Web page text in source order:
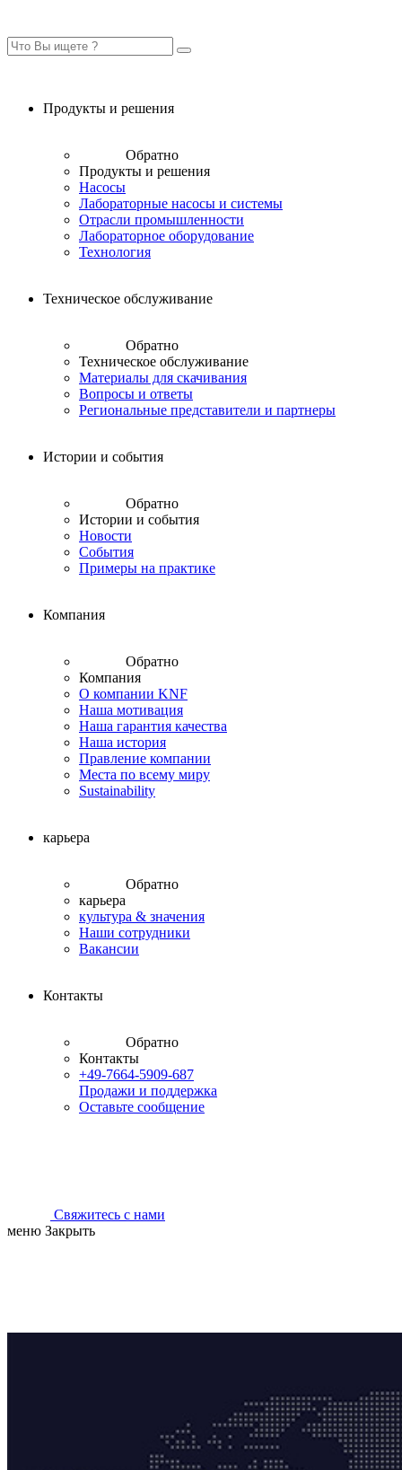
Продукты и решения
Обратно
Продукты и решения
Насосы
Лабораторные насосы и системы
Отрасли промышленности
Лабораторное оборудование
Технология
Техническое обслуживание
Обратно
Техническое обслуживание
Материалы для скачивания
Вопросы и ответы
Региональные представители и партнеры
Истории и события
Обратно
Истории и события
Новости
События
Примеры на практике
Компания
Обратно
Компания
О компании KNF
Наша мотивация
Наша гарантия качества
Наша история
Правление компании
Места по всему миру
Sustainability
карьера
Обратно
карьера
культура & значения
Наши сотрудники
Вакансии
Контакты
Обратно
Контакты
+49-7664-5909-687
Продажи и поддержка
Оставьте сообщение
Свяжитесь с нами
меню Закрыть